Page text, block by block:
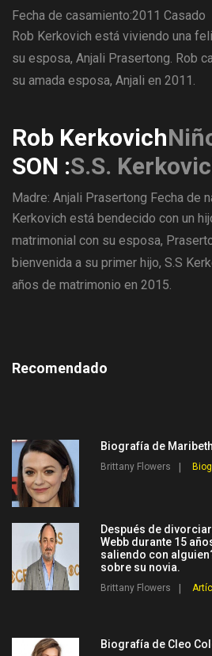
Fecha de casamiento:2011 Casado
Rob Kerkovich está viviendo una
su esposa, Anjali Prasertong. Rob
su amada esposa, Anjali en 2011.
Rob Kerkovich
SON :S.S.
Madre: Anjali Prasertong Fecha de
Kerkovich está bendecido con un
matrimonial con su esposa,
bienvenida a su primer hijo, S.S
años de matrimonio en 2015.
Recomendado
Biografía de
Brittany Flowers
Después de
Webb durante 15
saliendo con
sobre su novia.
Brittany Flowers
Biografía de Cleo